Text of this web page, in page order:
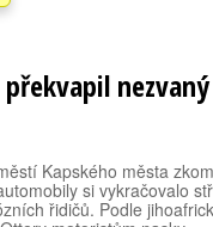
Kapského města
si vykračovalo
řidičů. Podle